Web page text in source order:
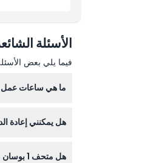
الأسئلة
فيما يلي بعض
ما هي ساعات عمل متحف
قبل ساعة من
هل يمكنني إعادة الدخول
هل متحف 1 بوسان مناسب للأطفال الصغار؟